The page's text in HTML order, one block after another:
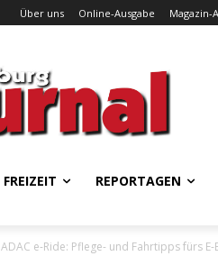
Über uns Online-Ausgabe Magazin-
FREIZEIT REPORTAGEN
ADAC e-Ride: Pflege- und Fahrtipps fürs